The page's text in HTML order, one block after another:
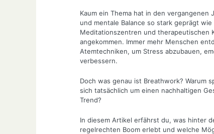
Kaum ein Thema hat in den
und mentale Balance so stark geprägt wie
Meditationszentren und therapeutischen
angekommen. Immer mehr Menschen
Atemtechniken, um Stress abzubauen,
verbessern.
Doch was genau ist Breathwork? Warum
sich tatsächlich um einen nachhaltigen
Trend?
In diesem Artikel erfährst du, was hinter
regelrechten Boom erlebt und welche